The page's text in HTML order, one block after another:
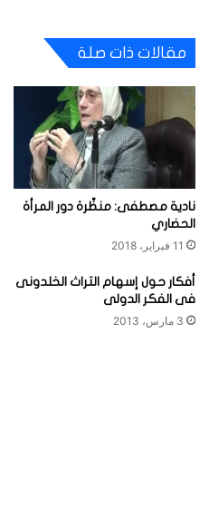
مقالات ذات صلة
نادية مصطفى: منظِّرة دور المرأة
الحضاري
11 فبراير، 2018
أفكار حول إسهام التراث الخلدونى
فى الفكر الدولى
3 مارس، 2013